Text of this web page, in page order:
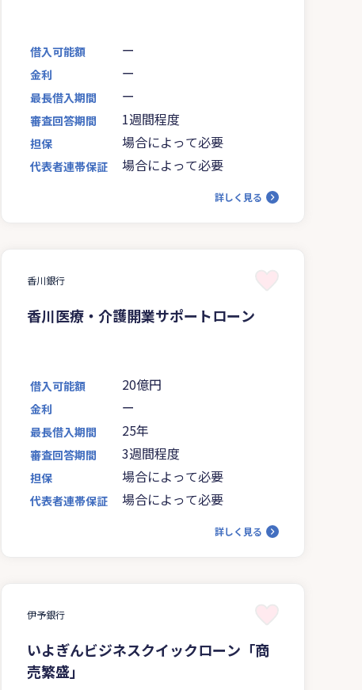
借入可能額 ー
金利 ー
最長借入期間 ー
審査回答期間 1週間程度
担保 場合によって必要
代表者連帯保証 場合によって必要
詳しく見る
香川銀行
香川医療・介護開業サポートローン
借入可能額 20億円
金利 ー
最長借入期間 25年
審査回答期間 3週間程度
担保 場合によって必要
代表者連帯保証 場合によって必要
詳しく見る
伊予銀行
いよぎんビジネスクイックローン「商
売繁盛」